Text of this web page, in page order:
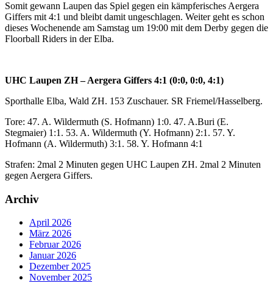
Somit gewann Laupen das Spiel gegen ein kämpferisches Aergera
Giffers mit 4:1 und bleibt damit ungeschlagen. Weiter geht es schon
dieses Wochenende am Samstag um 19:00 mit dem Derby gegen die
Floorball Riders in der Elba.
UHC Laupen ZH – Aergera Giffers 4:1 (0:0, 0:0, 4:1)
Sporthalle Elba, Wald ZH. 153 Zuschauer. SR Friemel/Hasselberg.
Tore: 47. A. Wildermuth (S. Hofmann) 1:0. 47. A.Buri (E.
Stegmaier) 1:1. 53. A. Wildermuth (Y. Hofmann) 2:1. 57. Y.
Hofmann (A. Wildermuth) 3:1. 58. Y. Hofmann 4:1
Strafen: 2mal 2 Minuten gegen UHC Laupen ZH. 2mal 2 Minuten
gegen Aergera Giffers.
Archiv
April 2026
März 2026
Februar 2026
Januar 2026
Dezember 2025
November 2025